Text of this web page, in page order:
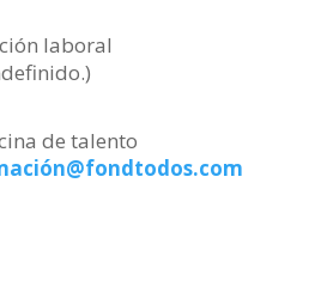
laboral
de talento